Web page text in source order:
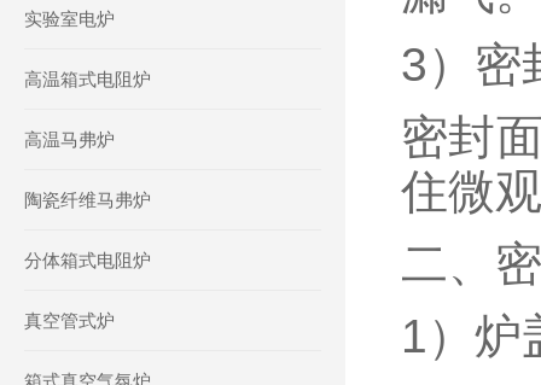
实验室电炉
高温箱式电阻炉
高温马弗炉
陶瓷纤维马弗炉
分体箱式电阻炉
真空管式炉
箱式真空气氛炉
3）密
密封
住微
二、
1）炉